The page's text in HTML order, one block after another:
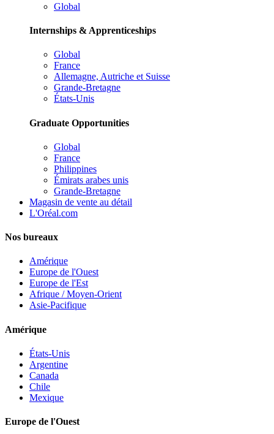
Global
Internships & Apprenticeships
Global
France
Allemagne, Autriche et Suisse
Grande-Bretagne
États-Unis
Graduate Opportunities
Global
France
Philippines
Émirats arabes unis
Grande-Bretagne
Magasin de vente au détail
L'Oréal.com
Nos bureaux
Amérique
Europe de l'Ouest
Europe de l'Est
Afrique / Moyen-Orient
Asie-Pacifique
Amérique
États-Unis
Argentine
Canada
Chile
Mexique
Europe de l'Ouest